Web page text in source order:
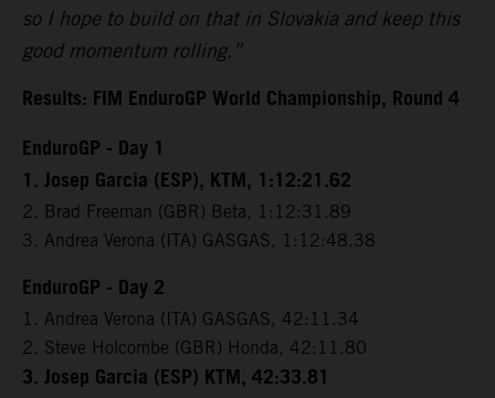
so I hope to build on that in Slovakia and keep this
good momentum rolling.”
Results: FIM EnduroGP World Championship, Round 4
EnduroGP - Day 1
1. Josep Garcia (ESP), KTM, 1:12:21.62
2. Brad Freeman (GBR) Beta, 1:12:31.89
3. Andrea Verona (ITA) GASGAS, 1:12:48.38
EnduroGP - Day 2
1. Andrea Verona (ITA) GASGAS, 42:11.34
2. Steve Holcombe (GBR) Honda, 42:11.80
3. Josep Garcia (ESP) KTM, 42:33.81